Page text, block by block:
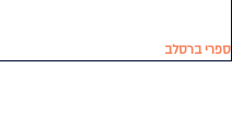
ספרי ברסלב